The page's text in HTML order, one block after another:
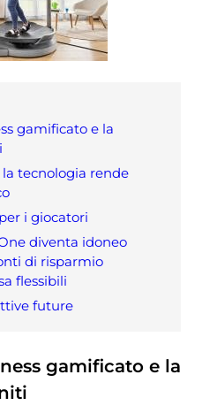
gamificato e la
tecnologia rende
i giocatori
diventa idoneo
di risparmio
flessibili
future
gamificato e la